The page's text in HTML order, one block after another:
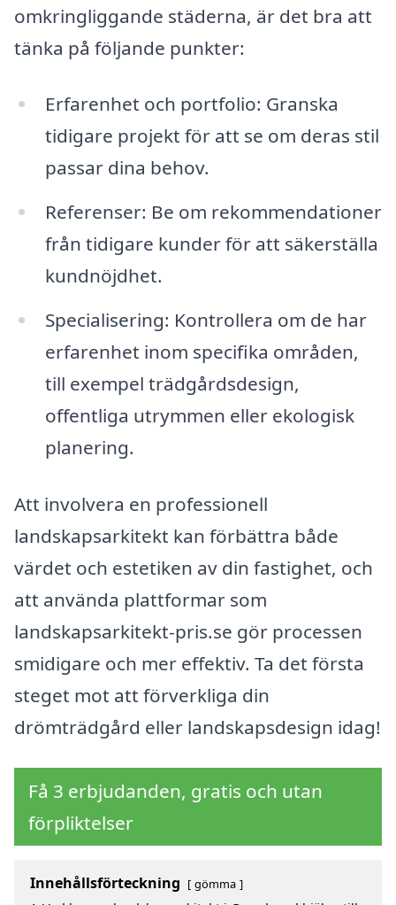
omkringliggande städerna, är det bra att
tänka på följande punkter:
Erfarenhet och portfolio: Granska
tidigare projekt för att se om deras stil
passar dina behov.
Referenser: Be om rekommendationer
från tidigare kunder för att säkerställa
kundnöjdhet.
Specialisering: Kontrollera om de har
erfarenhet inom specifika områden,
till exempel trädgårdsdesign,
offentliga utrymmen eller ekologisk
planering.
Att involvera en professionell
landskapsarkitekt kan förbättra både
värdet och estetiken av din fastighet, och
att använda plattformar som
landskapsarkitekt-pris.se gör processen
smidigare och mer effektiv. Ta det första
steget mot att förverkliga din
drömträdgård eller landskapsdesign idag!
Få 3 erbjudanden, gratis och utan
förpliktelser
Innehållsförteckning gömma